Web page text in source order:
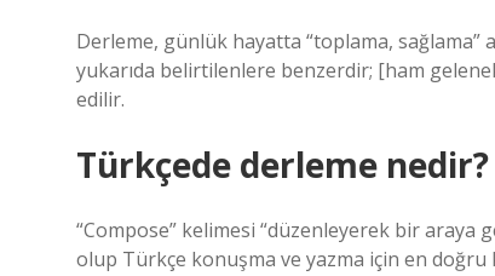
Derleme, günlük hayatta “toplama,
yukarıda belirtilenlere benzerdir; [ham
edilir.
Türkçede derleme nedir?
“Compose” kelimesi “düzenleyerek bir araya
olup Türkçe konuşma ve yazma için en